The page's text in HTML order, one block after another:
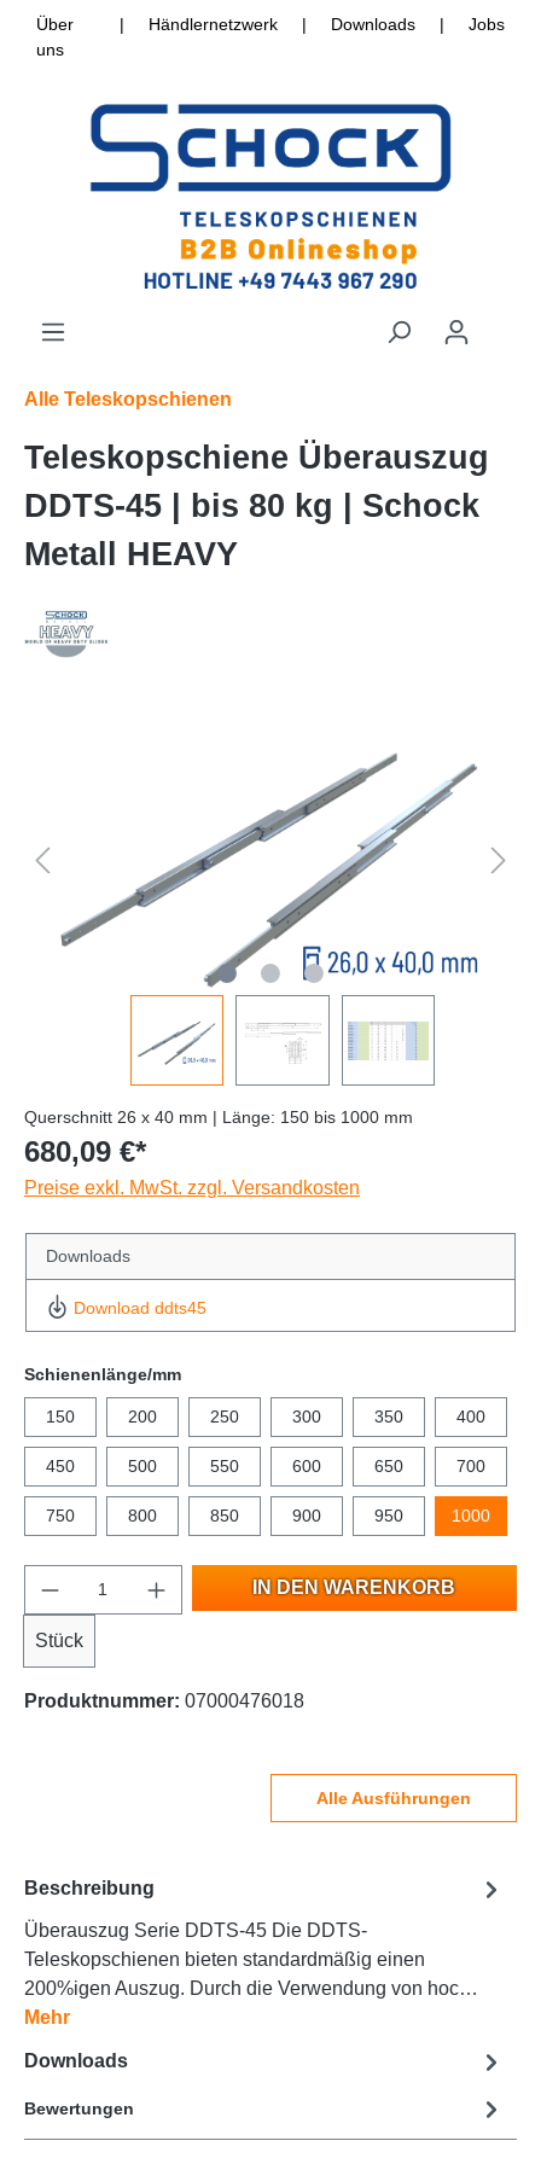
Über
uns
| Händlernetzwerk | Downloads | Jobs
Alle Teleskopschienen
Teleskopschiene Überauszug
DDTS-45 | bis 80 kg | Schock
Metall HEAVY
Querschnitt 26 x 40 mm | Länge: 150 bis 1000 mm
680,09 €*
Preise exkl. MwSt. zzgl. Versandkosten
Downloads
Download ddts45
Schienenlänge/mm
150 200 250 300 350 400
450 500 550 600 650 700
750 800 850 900 950 1000
Stück
IN DEN WARENKORB
Produktnummer: 07000476018
Alle Ausführungen
Beschreibung
Überauszug Serie DDTS-45 Die DDTS-
Teleskopschienen bieten standardmäßig einen
200%igen Auszug. Durch die Verwendung von hoc…
Mehr
Downloads
Bewertungen